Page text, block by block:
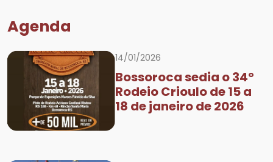
Agenda
14/01/2026
Bossoroca sedia o 34º
Rodeio Crioulo de 15 a
18 de janeiro de 2026